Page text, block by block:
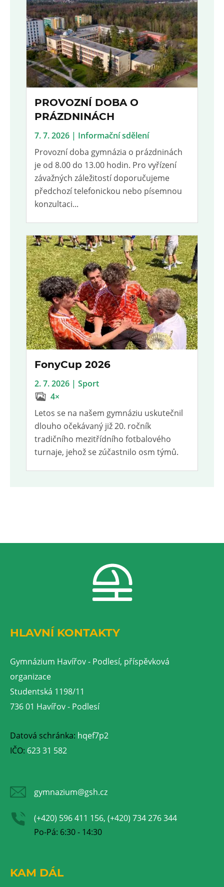
PROVOZNÍ DOBA O
PRÁZDNINÁCH
7. 7. 2026 | Informační sdělení
Provozní doba gymnázia o prázdninách
je od 8.00 do 13.00 hodin. Pro vyřízení
závažných záležitostí doporučujeme
předchozí telefonickou nebo písemnou
konzultaci...
FonyCup 2026
2. 7. 2026 | Sport
4×
Letos se na našem gymnáziu uskutečnil
dlouho očekávaný již 20. ročník
tradičního mezitřídního fotbalového
turnaje, jehož se zúčastnilo osm týmů.
HLAVNÍ KONTAKTY
Gymnázium Havířov - Podlesí, příspěvková
organizace
Studentská 1198/11
736 01 Havířov - Podlesí
Datová schránka: hqef7p2
IČO: 623 31 582
gymnazium@gsh.cz
(+420) 596 411 156, (+420) 734 276 344
Po-Pá: 6:30 - 14:30
KAM DÁL